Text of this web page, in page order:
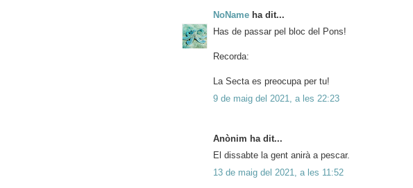
NoName ha dit...
Has de passar pel bloc del Pons!
Recorda:
La Secta es preocupa per tu!
9 de maig del 2021, a les 22:23
Anònim ha dit...
El dissabte la gent anirà a pescar.
13 de maig del 2021, a les 11:52